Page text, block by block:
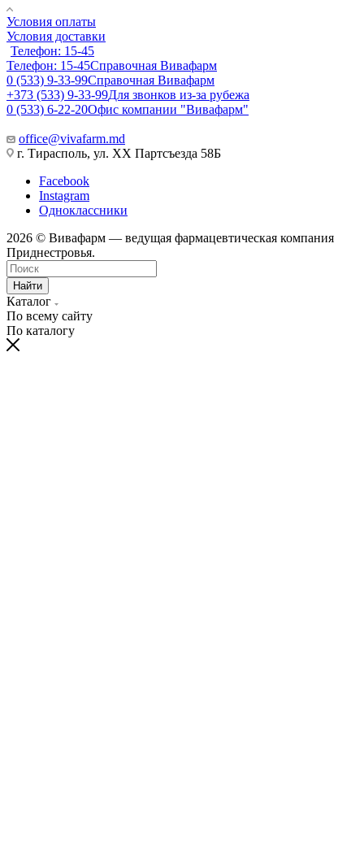
Условия оплаты
Условия доставки
Телефон: 15-45
Телефон: 15-45Справочная Вивафарм
0 (533) 9-33-99Справочная Вивафарм
+373 (533) 9-33-99Для звонков из-за рубежа
0 (533) 6-22-20Офис компании "Вивафарм"
office@vivafarm.md
г. Тирасполь, ул. ХХ Партсъезда 58Б
Facebook
Instagram
Одноклассники
2026 © Вивафарм — ведущая фармацевтическая компания
Приднестровья.
Найти
Каталог
По всему сайту
По каталогу